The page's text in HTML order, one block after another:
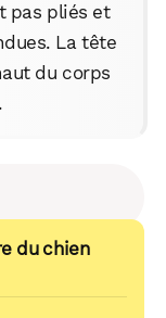
pas pliés et
La tête
du corps
du chien